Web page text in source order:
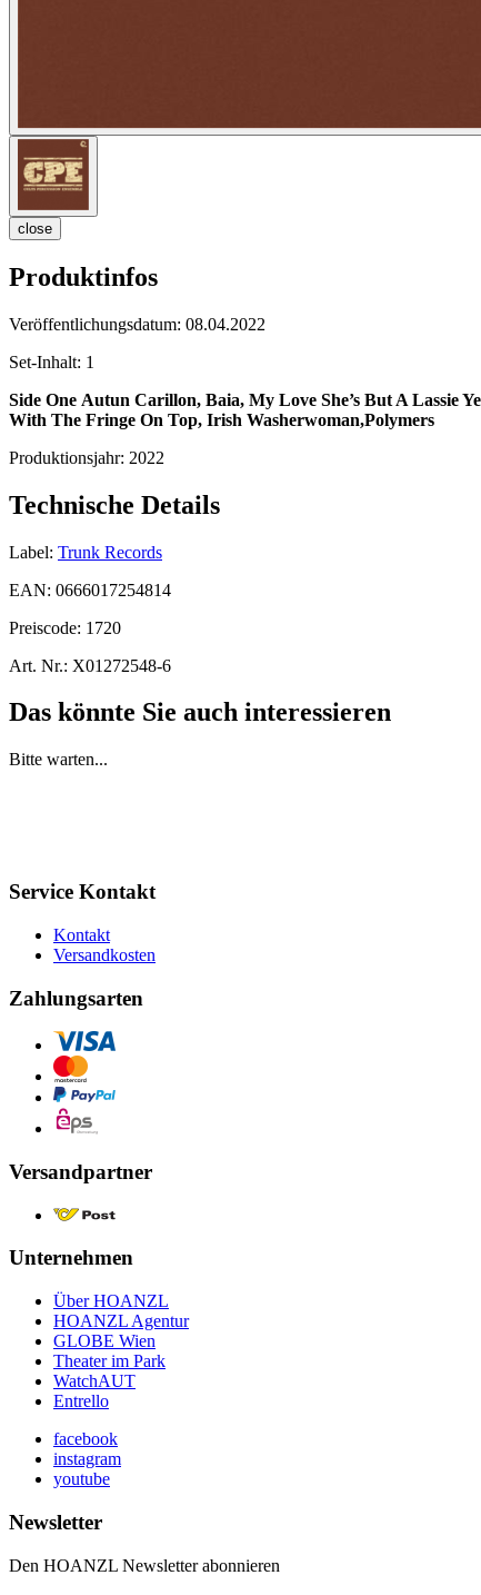
close
Produktinfos
Veröffentlichungsdatum: 08.04.2022
Set-Inhalt: 1
Side One Autun Carillon, Baia, My Love She’s But A Lassie
With The Fringe On Top, Irish Washerwoman,Polymers
Produktionsjahr: 2022
Technische Details
Label: Trunk Records
EAN: 0666017254814
Preiscode: 1720
Art. Nr.: X01272548-6
Das könnte Sie auch interessieren
Bitte warten...
Service Kontakt
Kontakt
Versandkosten
Zahlungsarten
Versandpartner
Unternehmen
Über HOANZL
HOANZL Agentur
GLOBE Wien
Theater im Park
WatchAUT
Entrello
facebook
instagram
youtube
Newsletter
Den HOANZL Newsletter abonnieren